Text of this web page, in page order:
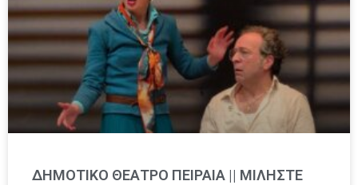
ΔΗΜΟΤΙΚΟ ΘΕΑΤΡΟ ΠΕΙΡΑΙΑ || ΜΙΛΗΣΤΕ